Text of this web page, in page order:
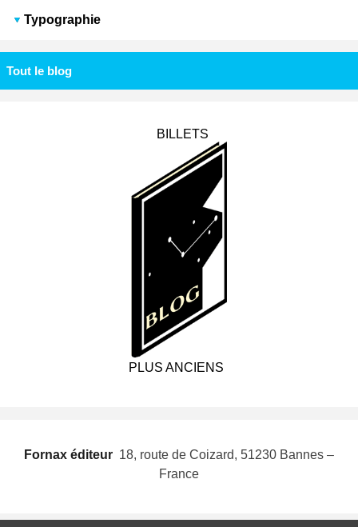
Typographie
Tout le blog
BILLETS
PLUS ANCIENS
Fornax éditeur  18, route de Coizard, 51230 Bannes –
France